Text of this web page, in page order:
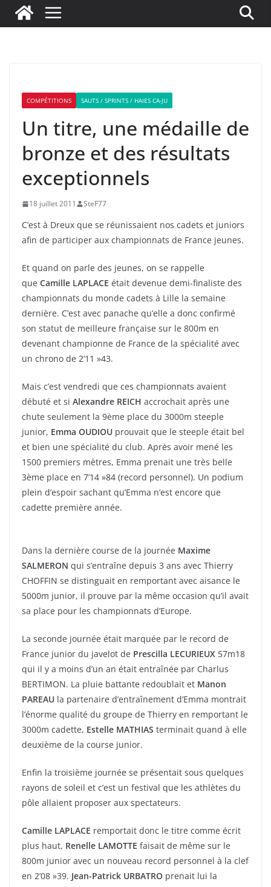
COMPÉTITIONS SAUTS / SPRINTS / HAIES CA-JU
Un titre, une médaille de
bronze et des résultats
exceptionnels
18 juillet 2011 SteF77
C’est à Dreux que se réunissaient nos cadets et juniors
afin de participer aux championnats de France jeunes.
Et quand on parle des jeunes, on se rappelle
que Camille LAPLACE était devenue demi-finaliste des
championnats du monde cadets à Lille la semaine
dernière. C’est avec panache qu’elle a donc confirmé
son statut de meilleure française sur le 800m en
devenant championne de France de la spécialité avec
un chrono de 2’11 »43.
Mais c’est vendredi que ces championnats avaient
débuté et si Alexandre REICH accrochait après une
chute seulement la 9ème place du 3000m steeple
junior, Emma OUDIOU prouvait que le steeple était bel
et bien une spécialité du club. Après avoir mené les
1500 premiers mètres, Emma prenait une très belle
3ème place en 7’14 »84 (record personnel). Un podium
plein d’espoir sachant qu’Emma n’est encore que
cadette première année.
Dans la dernière course de la journée Maxime
SALMERON qui s’entraîne depuis 3 ans avec Thierry
CHOFFIN se distinguait en remportant avec aisance le
5000m junior, il prouve par la même occasion qu’il avait
sa place pour les championnats d’Europe.
La seconde journée était marquée par le record de
France junior du javelot de Prescilla LECURIEUX 57m18
qui il y a moins d’un an était entraînée par Charlus
BERTIMON. La pluie battante redoublait et Manon
PAREAU la partenaire d’entraînement d’Emma montrait
l’énorme qualité du groupe de Thierry en remportant le
3000m cadette, Estelle MATHIAS terminait quand à elle
deuxième de la course junior.
Enfin la troisième journée se présentait sous quelques
rayons de soleil et c’est un festival que les athlètes du
pôle allaient proposer aux spectateurs.
Camille LAPLACE remportait donc le titre comme écrit
plus haut, Renelle LAMOTTE faisait de même sur le
800m junior avec un nouveau record personnel à la clef
en 2’08 »39. Jean-Patrick URBATRO prenait lui la